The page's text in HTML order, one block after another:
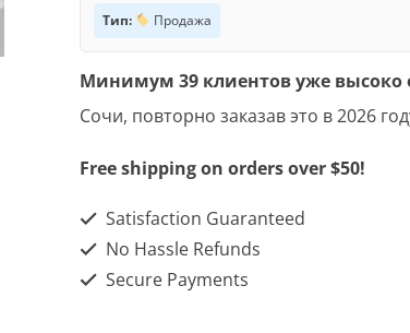
Тип: Продажа
Минимум 39 клиентов уже
Сочи, повторно заказав это в 2026
Free shipping on orders over $50!
Satisfaction Guaranteed
No Hassle Refunds
Secure Payments